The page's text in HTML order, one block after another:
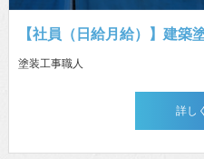
【社員（日給月給）】建築
塗装工事職人
詳し